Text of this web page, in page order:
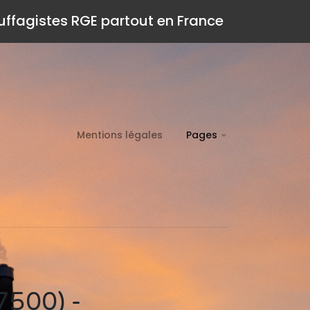
RGE partout en France
Mentions légales Pages